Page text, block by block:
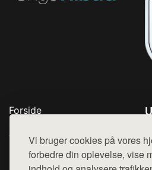
Vi bruger cookies på vores
forbedre din oplevelse, vise
Forside
Top Rabatter
Blog
Kontakt